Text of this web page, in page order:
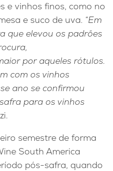
e vinhos finos, como no
e suco de uva. “Em
que elevou os padrões
por aqueles rótulos.
com os vinhos
ano se confirmou
para os vinhos
semestre de forma
South America
pós-safra, quando